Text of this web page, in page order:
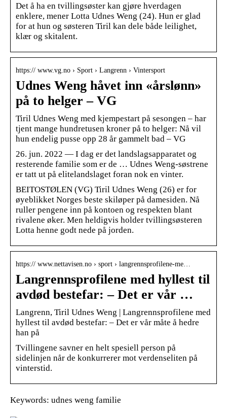
Det å ha en tvillingsøster kan gjøre hverdagen
enklere, mener Lotta Udnes Weng (24). Hun er glad
for at hun og søsteren Tiril kan dele både leilighet,
klær og skitalent.
https:// www.vg.no › Sport › Langrenn › Vintersport
Udnes Weng håvet inn «årslønn»
på to helger – VG
Tiril Udnes Weng med kjempestart på sesongen – har
tjent mange hundretusen kroner på to helger: Nå vil
hun endelig pusse opp 28 år gammelt bad – VG
26. jun. 2022 — I dag er det landslagsapparatet og
resterende familie som er de … Udnes Weng-søstrene
er tatt ut på elitelandslaget foran nok en vinter.
BEITOSTØLEN (VG) Tiril Udnes Weng (26) er for
øyeblikket Norges beste skiløper på damesiden. Nå
ruller pengene inn på kontoen og respekten blant
rivalene øker. Men heldigvis holder tvillingsøsteren
Lotta henne godt nede på jorden.
https:// www.nettavisen.no › sport › langrennsprofilene-me…
Langrennsprofilene med hyllest til
avdød bestefar: – Det er vår …
Langrenn, Tiril Udnes Weng | Langrennsprofilene med
hyllest til avdød bestefar: – Det er vår måte å hedre
han på
Tvillingene savner en helt spesiell person på
sidelinjen når de konkurrerer mot verdenseliten på
vinterstid.
Keywords: udnes weng familie